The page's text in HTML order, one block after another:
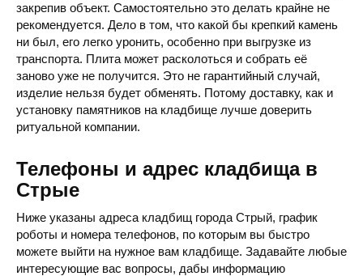
закрепив объект. Самостоятельно это делать крайне не
рекомендуется. Дело в том, что какой бы крепкий камень
ни был, его легко уронить, особенно при выгрузке из
транспорта. Плита может расколоться и собрать её
заново уже не получится. Это не гарантийный случай,
изделие нельзя будет обменять. Потому доставку, как и
установку памятников на кладбище лучше доверить
ритуальной компании.
Телефоны и адрес кладбища в
Стрые
Ниже указаны адреса кладбищ города Стрый, график
роботы и номера телефонов, по которым вы быстро
можете выйти на нужное вам кладбище. Задавайте любые
интересующие вас вопросы, дабы информацию